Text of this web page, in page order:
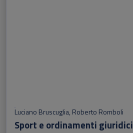
Luciano Bruscuglia, Roberto Romboli
Sport e ordinamenti giuridici